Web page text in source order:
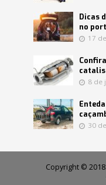
Dicas
no
17
8 de
30
Copyright ©